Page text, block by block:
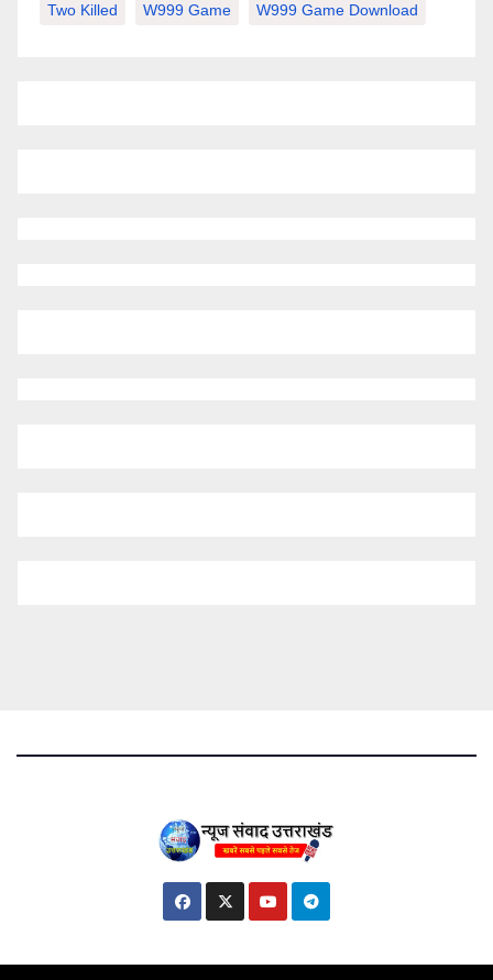
Two Killed W999 Game W999 Game Download